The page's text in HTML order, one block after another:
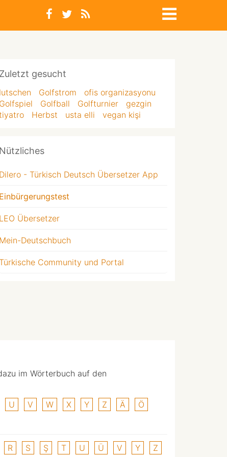
Zuletzt gesucht
lutschen Golfstrom
ofis organizasyonu
Golfspiel
Golfball Golfturnier
gezgin
Herbst usta elli vegan kişi
Nützliches
Dilero - Türkisch Deutsch Übersetzer App
Einbürgerungstest
LEO Übersetzer
Mein-Deutschbuch
Community und Portal
im Wörterbuch auf den
U V W X Y Z Ä
Ö
R S Ş T U Ü V Y Z